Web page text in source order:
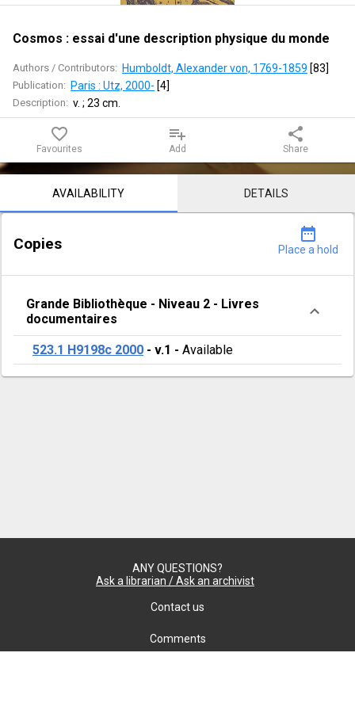
physique
du
monde
Cosmos : essai d'une description physique du monde
Authors / Contributors: Humboldt, Alexander von, 1769-1859 [83]
Publication: Paris : Utz, 2000- [4]
Description: v. ; 23 cm.
favorite_border
Favourites
playlist_add
Add
share
Share
Notice content
AVAILABILITY DETAILS
Copies
date_range
Place a hold
Grande Bibliothèque - Niveau 2 - Livres
documentaires
523.1 H9198c 2000 - v.1 - Available
ANY QUESTIONS?
Ask a librarian / Ask an archivist
Contact us
Comments